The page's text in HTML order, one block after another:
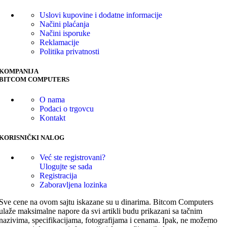
Uslovi kupovine i dodatne informacije
Načini plaćanja
Načini isporuke
Reklamacije
Politika privatnosti
COMPUTERS
O nama
Podaci o trgovcu
Kontakt
NALOG
Već ste registrovani?
Ulogujte se sada
Registracija
Zaboravljena lozinka
cene na ovom sajtu iskazane su u dinarima. Bitcom Computers
maksimalne napore da svi artikli budu prikazani sa tačnim
specifikacijama, fotografijama i cenama. Ipak, ne možemo